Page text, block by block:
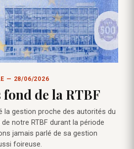
— 28/06/2026
de la RTBF
la gestion proche des autorités du
notre RTBF durant la période
jamais parlé de sa gestion
foireuse.